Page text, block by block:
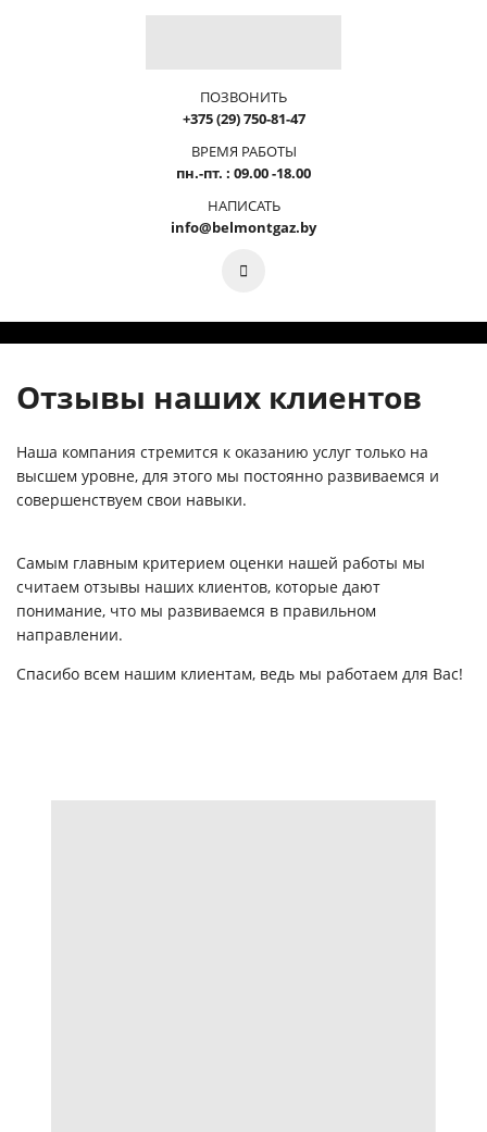
ПОЗВОНИТЬ
+375 (29) 750-81-47
ВРЕМЯ РАБОТЫ
пн.-пт. : 09.00 -18.00
НАПИСАТЬ
info@belmontgaz.by
Отзывы наших клиентов
Наша компания стремится к оказанию услуг только на
высшем уровне, для этого мы постоянно развиваемся и
совершенствуем свои навыки.
Самым главным критерием оценки нашей работы мы
считаем отзывы наших клиентов, которые дают
понимание, что мы развиваемся в правильном
направлении.
Спасибо всем нашим клиентам, ведь мы работаем для Вас!